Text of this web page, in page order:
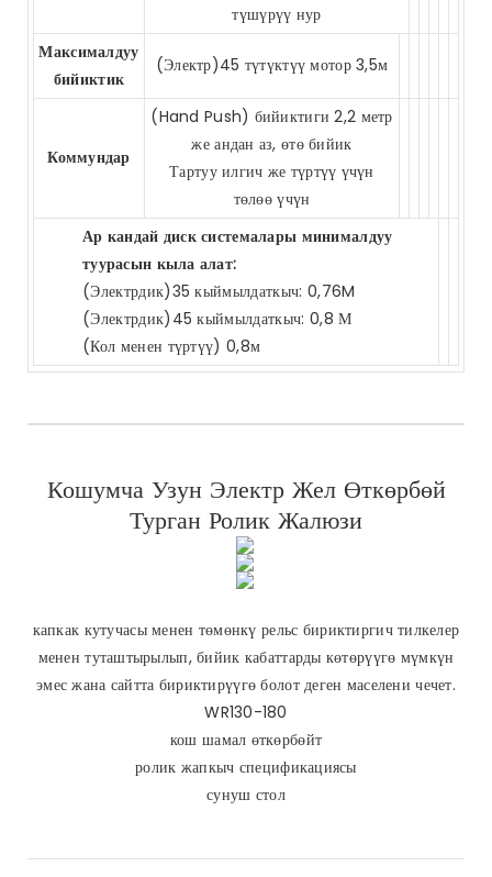
түшүрүү нур
Максималдуу
бийиктик
(Электр)45 түтүктүү мотор 3,5м
Коммундар
(Hand Push) бийиктиги 2,2 метр
же андан аз, өтө бийик
Тартуу илгич же түртүү үчүн
төлөө үчүн
Ар кандай диск системалары минималдуу
туурасын кыла алат:
(Электрдик)35 кыймылдаткыч: 0,76M
(Электрдик)45 кыймылдаткыч: 0,8 М
(Кол менен түртүү) 0,8м
Кошумча Узун Электр Жел Өткөрбөй
Турган Ролик Жалюзи
капкак кутучасы менен төмөнкү рельс бириктиргич тилкелер
менен туташтырылып, бийик кабаттарды көтөрүүгө мүмкүн
эмес жана сайтта бириктирүүгө болот деген маселени чечет.
WR130-180
кош шамал өткөрбөйт
ролик жапкыч спецификациясы
сунуш стол